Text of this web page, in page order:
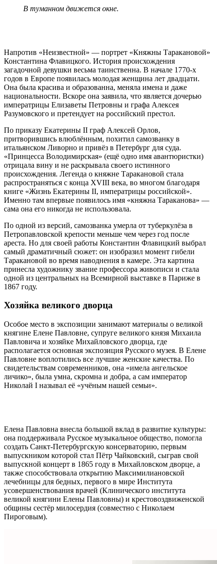
В туманном движется окне.
Напротив «Неизвестной» — портрет «Княжны Таракановой»
Константина Флавицкого. История происхождения
загадочной девушки весьма таинственна. В начале 1770‑х
годов в Европе появилась молодая женщина лет двадцати.
Она была красива и образованна, меняла имена и даже
национальности. Вскоре она заявила, что является дочерью
императрицы Елизаветы Петровны и графа Алексея
Разумовского и претендует на российский престол.
По приказу Екатерины II граф Алексей Орлов,
притворившись влюблённым, похитил самозванку в
итальянском Ливорно и привёз в Петербург для суда.
«Принцесса Володимирская» (ещё одно имя авантюристки)
отрицала вину и не раскрывала своего истинного
происхождения. Легенда о княжне Таракановой стала
распространяться с конца XVIII века, во многом благодаря
книге «Жизнь Екатерины II, императрицы российской».
Именно там впервые появилось имя «княжна Тараканова» —
сама она его никогда не использовала.
По одной из версий, самозванка умерла от туберкулёза в
Петропавловской крепости меньше чем через год после
ареста. Но для своей работы Константин Флавицкий выбрал
самый драматичный сюжет: он изобразил момент гибели
Таракановой во время наводнения в камере. Эта картина
принесла художнику звание профессора живописи и стала
одной из центральных на Всемирной выставке в Париже в
1867 году.
Хозяйка великого дворца
Особое место в экспозиции занимают материалы о великой
княгине Елене Павловне, супруге великого князя Михаила
Павловича и хозяйке Михайловского дворца, где
располагается основная экспозиция Русского музея. В Елене
Павловне воплотились все лучшие женские качества. По
свидетельствам современников, она «имела ангельское
личико», была умна, скромна и добра, а сам император
Николай I называл её «учёным нашей семьи».
Елена Павловна внесла большой вклад в развитие культуры:
она поддерживала Русское музыкальное общество, помогла
создать Санкт‑Петербургскую консерваторию, первым
выпускником которой стал Пётр Чайковский, сыграв свой
выпускной концерт в 1865 году в Михайловском дворце, а
также способствовала открытию Максимилиановской
лечебницы для бедных, первого в мире Института
усовершенствования врачей (Клинического института
великой княгини Елены Павловны) и крестовоздвиженской
общины сестёр милосердия (совместно с Николаем
Пироговым).